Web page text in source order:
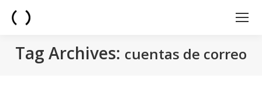
Tag Archives: cuentas de correo